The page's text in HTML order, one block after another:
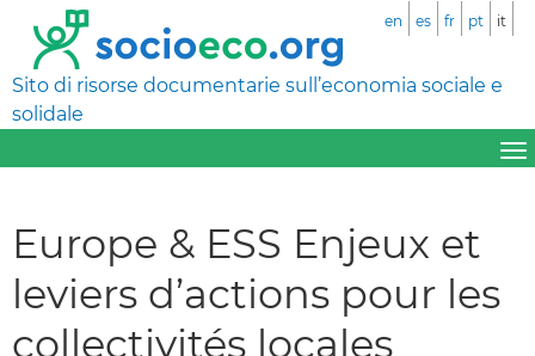
Sito di risorse documentarie sull’economia sociale e
solidale
en es fr pt it
Europe & ESS Enjeux et
leviers d’actions pour les
collectivités locales